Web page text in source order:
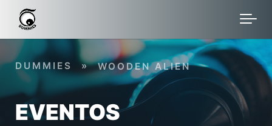
Skip to main content
EVENTOS
DUMMIES » WOODEN ALIEN